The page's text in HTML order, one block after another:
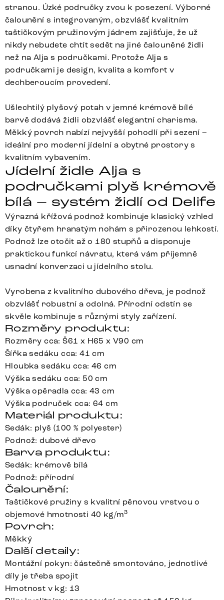
stranou. Úzké područky zvou k posezení. Výborné
čalounění s integrovaným, obzvlášť kvalitním
taštičkovým pružinovým jádrem zajišťuje, že už
nikdy nebudete chtít sedět na jiné čalouněné židli
než na Alja s područkami. Protože Alja s
područkami je design, kvalita a komfort v
dechberoucím provedení.
Ušlechtilý plyšový potah v jemné krémově bílé
barvě dodává židli obzvlášť elegantní charisma.
Měkký povrch nabízí nejvyšší pohodlí při sezení –
ideální pro moderní jídelní a obytné prostory s
kvalitním vybavením.
Jídelní židle Alja s
područkami plyš krémově
bílá – systém židlí od Delife
Výrazná křížová podnož kombinuje klasický vzhled
díky čtyřem hranatým nohám s přirozenou lehkostí.
Podnož lze otočit až o 180 stupňů a disponuje
praktickou funkcí návratu, která vám příjemně
usnadní konverzaci u jídelního stolu.
Vyrobena z kvalitního dubového dřeva, je podnož
obzvlášť robustní a odolná. Přírodní odstín se
skvěle kombinuje s různými styly zařízení.
Rozměry produktu:
Rozměry cca: Š61 x H65 x V90 cm
Šířka sedáku cca: 41 cm
Hloubka sedáku cca: 46 cm
Výška sedáku cca: 50 cm
Výška opěradla cca: 43 cm
Výška područek cca: 64 cm
Materiál produktu:
Sedák: plyš (100 % polyester)
Podnož: dubové dřevo
Barva produktu:
Sedák: krémově bílá
Podnož: přírodní
Čalounění:
Taštičkové pružiny s kvalitní pěnovou vrstvou o
objemové hmotnosti 40 kg/m3
Povrch:
Měkký
Další detaily:
Montážní pokyn: částečně smontováno, jednotlivé
díly je třeba spojit
Hmotnost v kg: 13